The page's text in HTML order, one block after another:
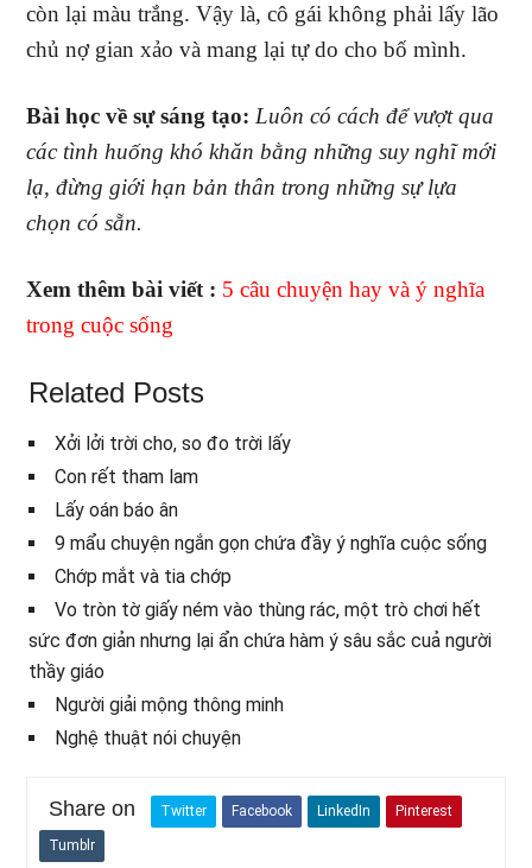
còn lại màu trắng. Vậy là, cô gái không phải lấy lão
chủ nợ gian xảo và mang lại tự do cho bố mình.
Bài học về sự sáng tạo: Luôn có cách để vượt qua
các tình huống khó khăn bằng những suy nghĩ mới
lạ, đừng giới hạn bản thân trong những sự lựa
chọn có sẵn.
Xem thêm bài viết : 5 câu chuyện hay và ý nghĩa
trong cuộc sống
Related Posts
Xởi lởi trời cho, so đo trời lấy
Con rết tham lam
Lấy oán báo ân
9 mẩu chuyện ngắn gọn chứa đầy ý nghĩa cuộc sống
Chớp mắt và tia chớp
Vo tròn tờ giấy ném vào thùng rác, một trò chơi hết
sức đơn giản nhưng lại ẩn chứa hàm ý sâu sắc cuả người
thầy giáo
Người giải mộng thông minh
Nghệ thuật nói chuyện
Share on Twitter Facebook LinkedIn Pinterest
Tumblr